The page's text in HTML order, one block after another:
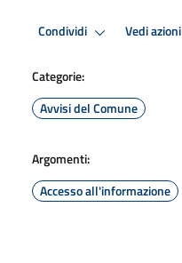
Condividi Vedi azioni
Categorie:
Avvisi del Comune
Argomenti:
Accesso all'informazione